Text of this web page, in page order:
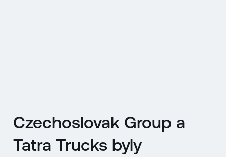
Czechoslovak Group a
Tatra Trucks byly